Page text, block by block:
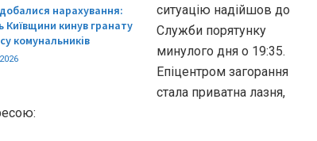
нарахування:
Київщини кинув гранату
комунальників
ситуацію надійшов до
Служби порятунку
минулого дня о 19:35.
Епіцентром загорання
стала приватна лазня,